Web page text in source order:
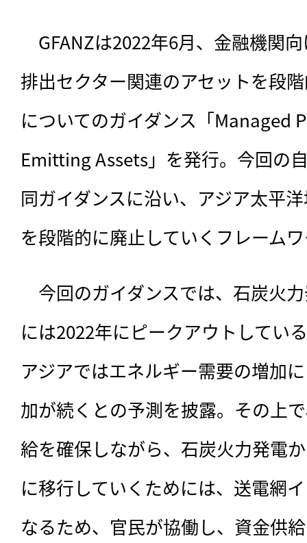
GFANZは2022年6月、 金融機関
排出セクター関連のアセットを段
についてのガイダンス「Managed
Emitting Assets」を発行。今回の
同ガイダンスに沿い、アジア太平
を段階的に廃止していくフレーム
今回のガイダンスでは、石炭火
には2022年にピークアウトしてい
アジアではエネルギー需要の増加
加が続くとの予測を披露。その上
給を確保しながら、石炭火力発電
に移行していくためには、送電網
なるため、官民が協働し、資金供